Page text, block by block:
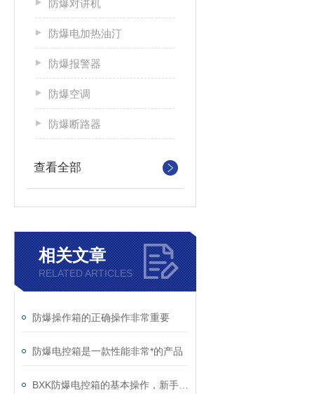
防爆对讲机
防爆电加热油汀
防爆报警器
防爆空调
防爆断路器
查看全部
相关文章
RELATED ARTICLES
防爆操作箱的正确操作非常重要
防爆电控箱是一款性能非常*的产品